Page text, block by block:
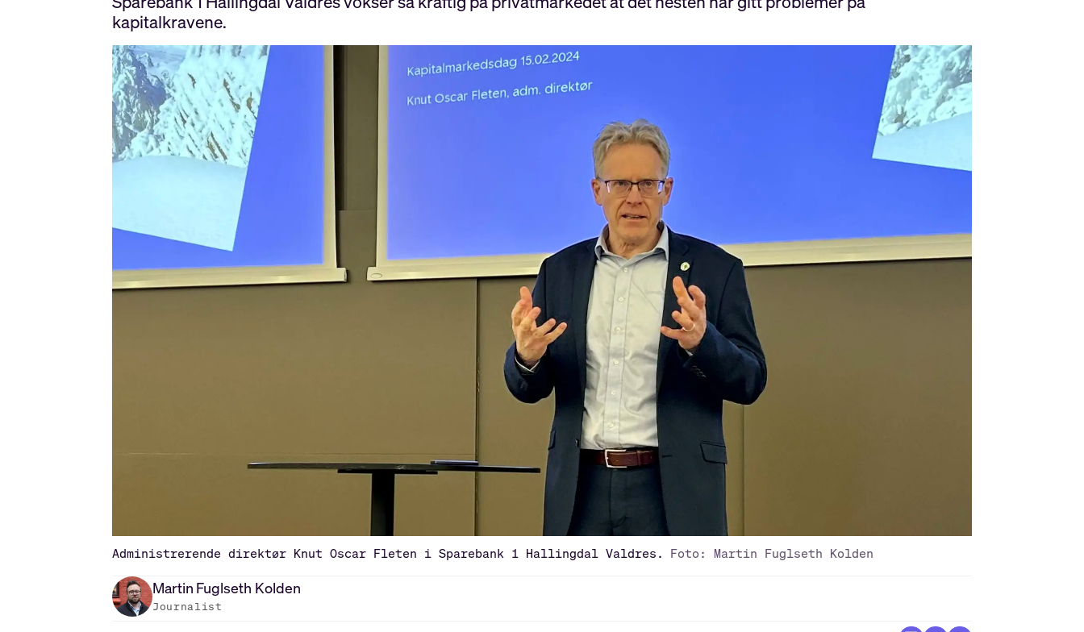
kapitalkravene.
Administrerende direktør Knut Oscar Fleten i Sparebank 1 Hallingdal Valdres. Foto: Martin Fuglseth Kolden
Martin Fuglseth Kolden
Journalist